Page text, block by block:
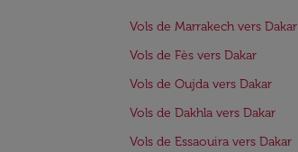
Vols de Marrakech vers Dakar
Vols de Fès vers Dakar
Vols de Oujda vers Dakar
Vols de Dakhla vers Dakar
Vols de Essaouira vers Dakar